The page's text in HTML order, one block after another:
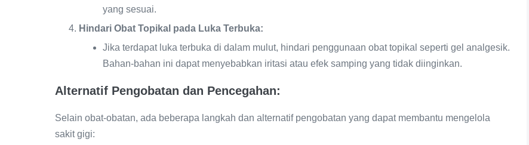
yang sesuai.
Hindari Obat Topikal pada Luka Terbuka:
Jika terdapat luka terbuka di dalam mulut, hindari penggunaan obat topikal seperti gel analgesik.
Bahan-bahan ini dapat menyebabkan iritasi atau efek samping yang tidak diinginkan.
Alternatif Pengobatan dan Pencegahan:
Selain obat-obatan, ada beberapa langkah dan alternatif pengobatan yang dapat membantu mengelola
sakit gigi: